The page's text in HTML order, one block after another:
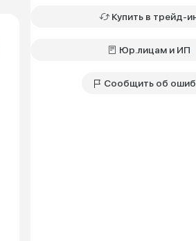
Купить в трейд-
Юр.лицам и ИП
Сообщить об